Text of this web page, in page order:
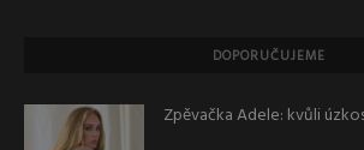
DOPORUČUJEME
Zpěvačka Adele: kvůli